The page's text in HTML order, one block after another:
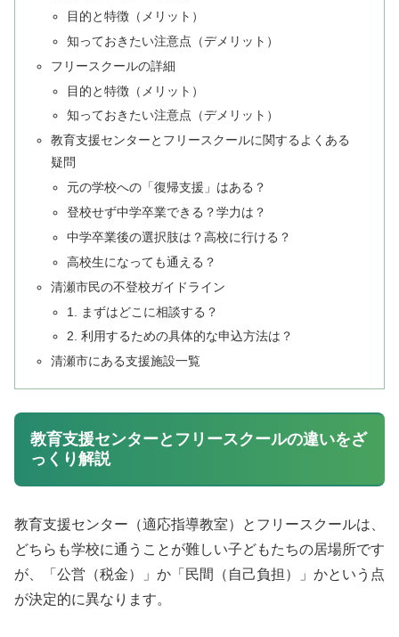
目的と特徴（メリット）
知っておきたい注意点（デメリット）
フリースクールの詳細
目的と特徴（メリット）
知っておきたい注意点（デメリット）
教育支援センターとフリースクールに関するよくある
疑問
元の学校への「復帰支援」はある？
登校せず中学卒業できる？学力は？
中学卒業後の選択肢は？高校に行ける？
高校生になっても通える？
清瀬市民の不登校ガイドライン
1. まずはどこに相談する？
2. 利用するための具体的な申込方法は？
清瀬市にある支援施設一覧
教育支援センターとフリースクールの違いをざ
っくり解説
教育支援センター（適応指導教室）とフリースクールは、
どちらも学校に通うことが難しい子どもたちの居場所です
が、「公営（税金）」か「民間（自己負担）」かという点
が決定的に異なります。